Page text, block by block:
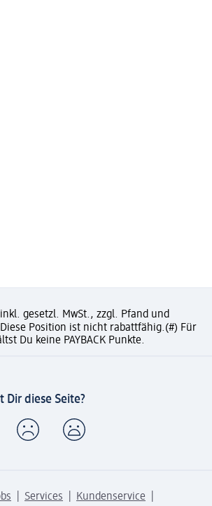
gesetzl. MwSt., zzgl. Pfand und
Position ist nicht rabattfähig.(#) Für
Du keine PAYBACK Punkte.
Dir diese Seite?
Services
Kundenservice